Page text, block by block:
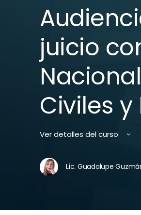
juicio
Civiles
Ver detalles del curso
Lic. Guadalupe